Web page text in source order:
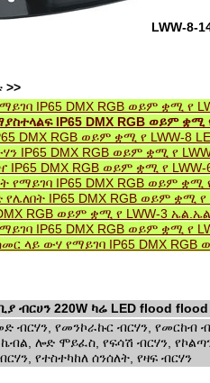
LWW-8-
>>
IP65 DMX RGB ወይም ቋሚ
IP65 DMX RGB ወይም
DMX RGB ወይም ቋሚ የ LWW-8
IP65 DMX RGB ወይም ቋሚ የ
IP65 DMX RGB ወይም ቋሚ የ
የማይገባ IP65 DMX RGB ወይም
የሌለበት IP65 DMX RGB ወይም ቋሚ
RGB ወይም ቋሚ የ LWW-3
IP65 DMX RGB ወይም ቋሚ የ
ላይ ውሃ የማይገባ IP65 DMX
ብርሀን 220W ካሬ LED flood
የመንኮራኩር ብርሃን, የመርከብ
ሎድ ሞይፈስ, የፍሳሽ ብርሃን,
የተስተካከለ ሰንሰለት, የዛፍ ብርሃን